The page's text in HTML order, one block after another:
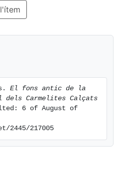
El fons antic de la
Carmelites Calçats
6 of August of
2445/217005